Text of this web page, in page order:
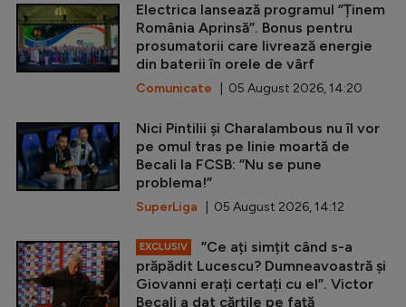
Electrica lansează programul ”Ținem
România Aprinsă”. Bonus pentru
prosumatorii care livrează energie
din baterii în orele de vârf
Comunicate | 05 August 2026, 14:20
Nici Pintilii și Charalambous nu îl vor
pe omul tras pe linie moartă de
Becali la FCSB: ”Nu se pune
problema!”
SuperLiga | 05 August 2026, 14:12
EXCLUSIV
”Ce ați simțit când s-a
prăpădit Lucescu? Dumneavoastră și
Giovanni erați certați cu el”. Victor
Becali a dat cărțile pe față